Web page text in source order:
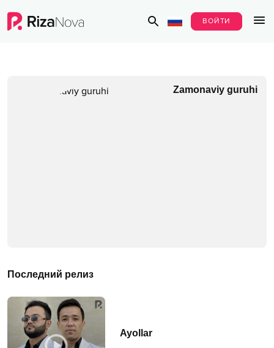
ВОЙТИ
Zamonaviy guruhi
Последний релиз
Ayollar